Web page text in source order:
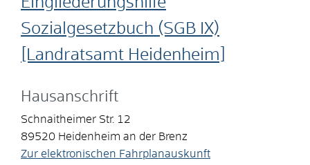
Sozialgesetzbuch (SGB IX)
[Landratsamt Heidenheim]
Hausanschrift
Schnaitheimer Str. 12
89520 Heidenheim an der Brenz
Zur elektronischen Fahrplanauskunft